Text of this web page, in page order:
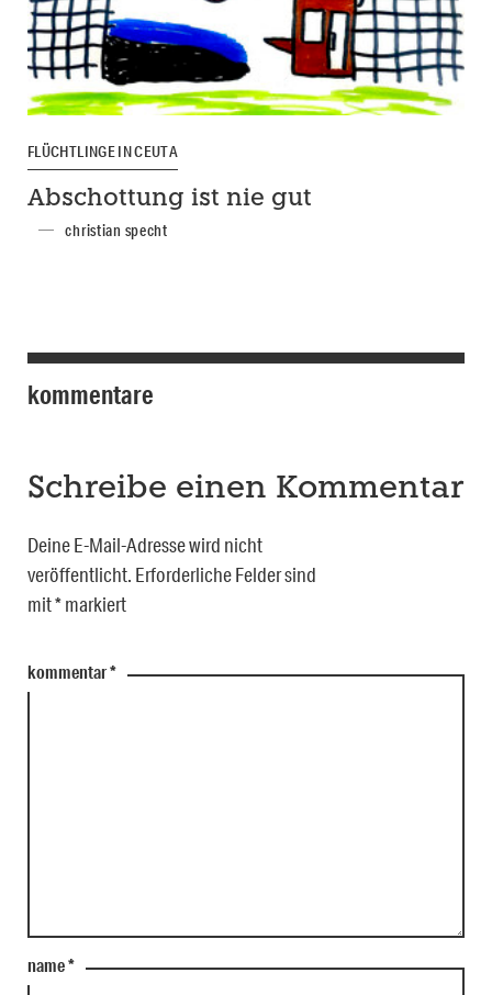
FLÜCHTLINGE IN CEUTA
Abschottung ist nie gut
christian specht
kommentare
Schreibe einen Kommentar
Deine E-Mail-Adresse wird nicht
veröffentlicht. Erforderliche Felder sind
mit*markiert
kommentar*
name*